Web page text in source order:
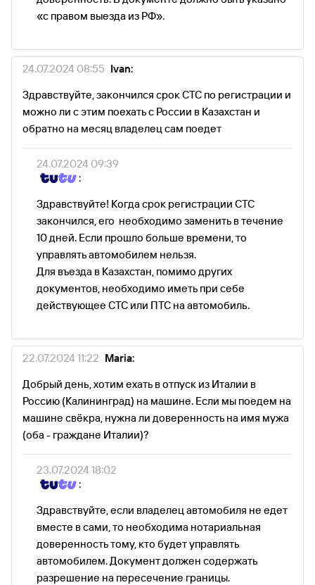
«с правом выезда из РФ».
24.07.2024 08:55 Ivan:
Здравствуйте, закончился срок СТС по регистрации и
можно ли с этим поехать с России в Казахстан и
обратно на месяц владелец сам поедет
24.07.2024 09:39
:
Здравствуйте! Когда срок регистрации СТС
закончился, его необходимо заменить в течение
10 дней. Если прошло больше времени, то
управлять автомобилем нельзя.
Для въезда в Казахстан, помимо других
документов, необходимо иметь при себе
действующее СТС или ПТС на автомобиль.
22.07.2024 11:22 Maria:
Добрый день, хотим ехать в отпуск из Италии в
Россию (Калининград) на машине. Если мы поедем на
машине свёкра, нужна ли доверенность на имя мужа
(оба - граждане Италии)?
23.07.2024 18:02
:
Здравствуйте, если владелец автомобиля не едет
вместе в сами, то необходима нотариальная
доверенность тому, кто будет управлять
автомобилем. Документ должен содержать
разрешение на пересечение границы.